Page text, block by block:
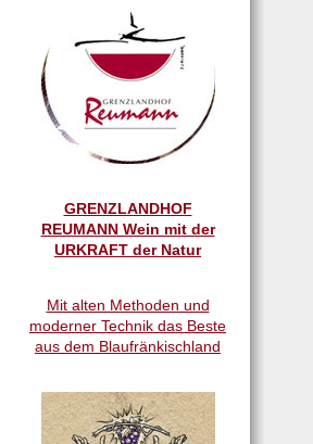
GRENZLANDHOF
REUMANN Wein mit der
URKRAFT der Natur
Mit alten Methoden und
moderner Technik das Beste
aus dem Blaufränkischland